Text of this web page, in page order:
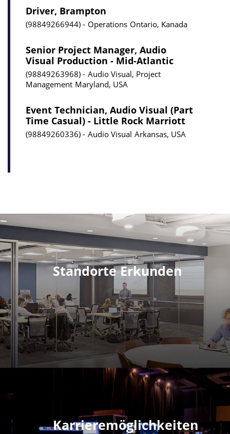
Driver, Brampton
98849266944 Operations Ontario, Kanada
Senior Project Manager, Audio
Visual Production - Mid-Atlantic
98849263968
Audio Visual, Project
Management Maryland, USA
Event Technician, Audio Visual (Part
Time Casual) - Little Rock Marriott
98849260336 Audio Visual Arkansas, USA
Standorte Erkunden
Karrieremöglichkeiten